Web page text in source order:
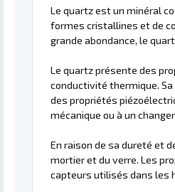
Le quartz est un minéral
formes cristallines et de
grande abondance, le
Le quartz présente des
conductivité thermique.
des propriétés
mécanique ou à un
En raison de sa dureté et
mortier et du verre. Les
capteurs utilisés dans les